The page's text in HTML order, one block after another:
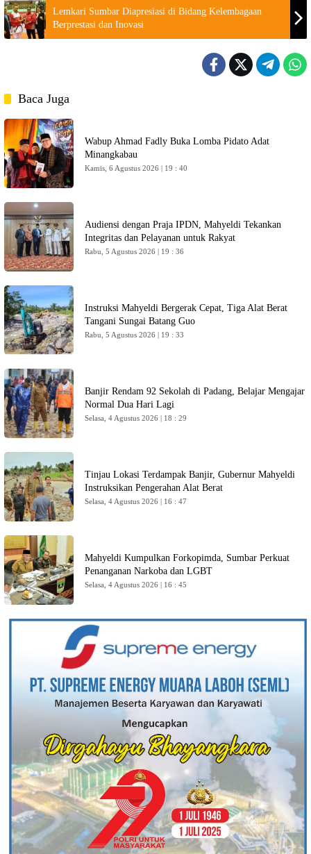
Lemkari Sumbar Diapresiasi di Bidang Kelembagaan
Berprestasi dan Inovasi
Baca Juga
Wabup Ahmad Fadly Buka Lomba Pidato Adat
Minangkabau
Kamis, 6 Agustus 2026 | 19 : 40
Audiensi dengan Praja IPDN, Mahyeldi Tekankan
Integritas dan Pelayanan untuk Rakyat
Rabu, 5 Agustus 2026 | 19 : 36
Instruksi Mahyeldi Bergerak Cepat, Tiga Alat Berat
Tangani Sungai Batang Guo
Rabu, 5 Agustus 2026 | 19 : 33
Banjir Rendam 92 Sekolah di Padang, Belajar Mengajar
Normal Dua Hari Lagi
Selasa, 4 Agustus 2026 | 18 : 29
Tinjau Lokasi Terdampak Banjir, Gubernur Mahyeldi
Instruksikan Pengerahan Alat Berat
Selasa, 4 Agustus 2026 | 16 : 47
Mahyeldi Kumpulkan Forkopimda, Sumbar Perkuat
Penanganan Narkoba dan LGBT
Selasa, 4 Agustus 2026 | 16 : 45